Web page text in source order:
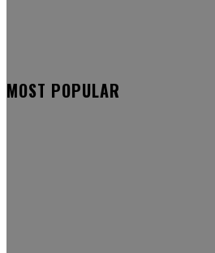
MOST POPULAR